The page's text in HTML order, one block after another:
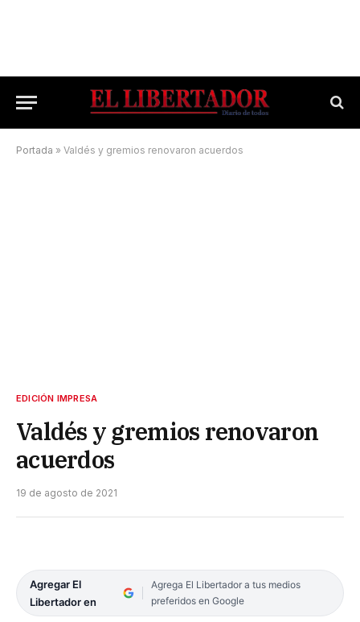
Portada » Valdés y gremios renovaron acuerdos
EDICIÓN IMPRESA
Valdés y gremios renovaron
acuerdos
19 de agosto de 2021
Agregar El
Libertador en
Agrega El Libertador a tus medios
preferidos en Google